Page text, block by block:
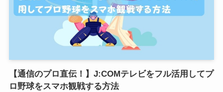
【通信のプロ直伝！】J:COMテレビをフル活用してプ
ロ野球をスマホ観戦する方法